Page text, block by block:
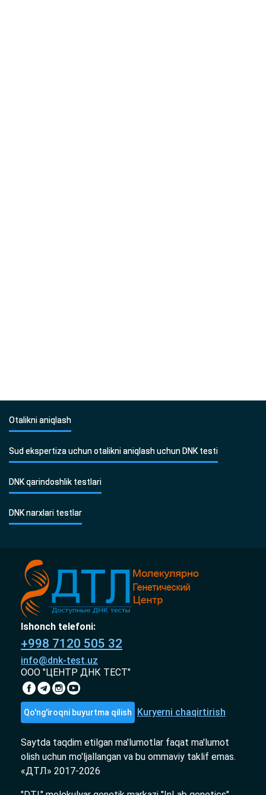
Otalikni aniqlash
Sud ekspertiza uchun otalikni aniqlash uchun DNK testi
DNK qarindoshlik testlari
DNK narxlari testlar
Ishonch telefoni:
+998 7120 505 32
info@dnk-test.uz
ООО "ЦЕНТР ДНК ТЕСТ"
Qo'ng'iroqni buyurtma qilish Kuryerni chaqirtirish
Saytda taqdim etilgan ma'lumotlar faqat ma'lumot
olish uchun mo'ljallangan va bu ommaviy taklif emas.
«ДТЛ» 2017-2026